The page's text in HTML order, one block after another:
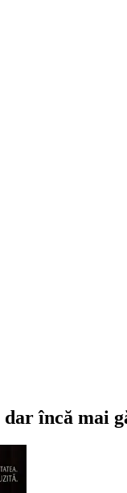
dar încă mai